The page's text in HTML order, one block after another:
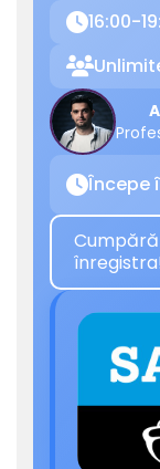
16:00-

Începe
înregistra!